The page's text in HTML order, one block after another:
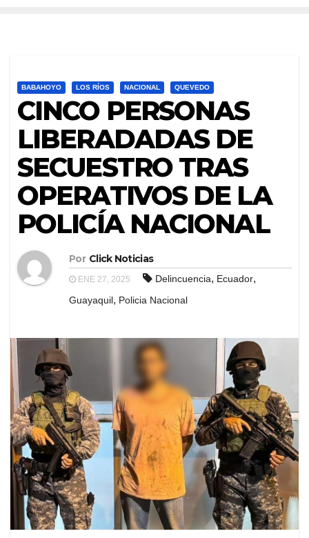
BABAHOYO LOS RÍOS NACIONAL QUEVEDO
CINCO PERSONAS
LIBERADADAS DE
SECUESTRO TRAS
OPERATIVOS DE LA
POLICÍA NACIONAL
Por Click Noticias
ENE 27, 2025 Delincuencia, Ecuador,
Guayaquil, Policia Nacional